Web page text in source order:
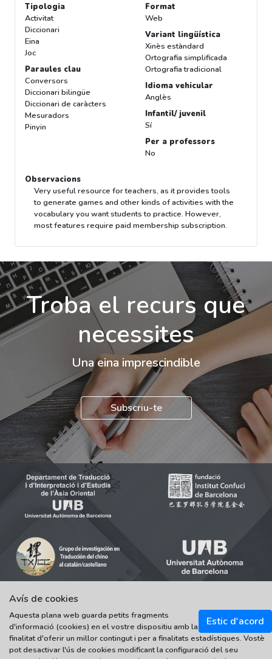
Tipologia
Activitat
Diccionari
Eina
Joc
Paraules clau
Conversors
Diccionari bilingüe
Diccionari de caràcters
Mesuradors
Pinyin
Format
Web
Variant lingüística
Xinès estàndard
Ortografia simplificada
Ortografia tradicional
Idioma vehicular
Anglès
Infantil/ juvenil
Sí
Per a professors
No
Observacions
Very useful resource for teachers, as it provides tools
to generate games and other kinds of activities with the
vocabulary you want students to practice. However,
most features require paid membership subscription.
Troba el recurs que
necessites
Una eina imprescindible
Subscriu-te
© 2021-2022 Universitat Autònoma de Barcelona
Tots els drets reservats
Avís de cookies
Estic d'acord
Aquesta plana web guarda petits fragments
d'informació (cookies) en el vostre dispositiu amb la
finalitat d'oferir un millor contingut i per a finalitats estadístiques. Vostè
pot desactivar l'ús de cookies modificant la configuració del seu